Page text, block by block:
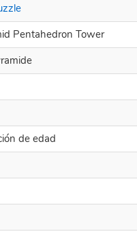
Pentahedron Tower
de edad